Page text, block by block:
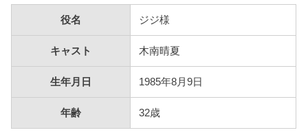
役名 ジジ様
キャスト 木南晴夏
生年月日 1985年8月9日
年齢 32歳